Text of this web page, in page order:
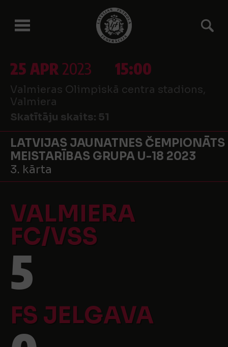
25 APR2023 15:00
Valmieras Olimpiskā centra stadions,
Valmiera
Skatītāju skaits: 51
LATVIJAS JAUNATNES ČEMPIONĀTS
MEISTARĪBAS GRUPA U-18 2023
3. kārta
VALMIERA
FC/VSS
5
FS JELGAVA